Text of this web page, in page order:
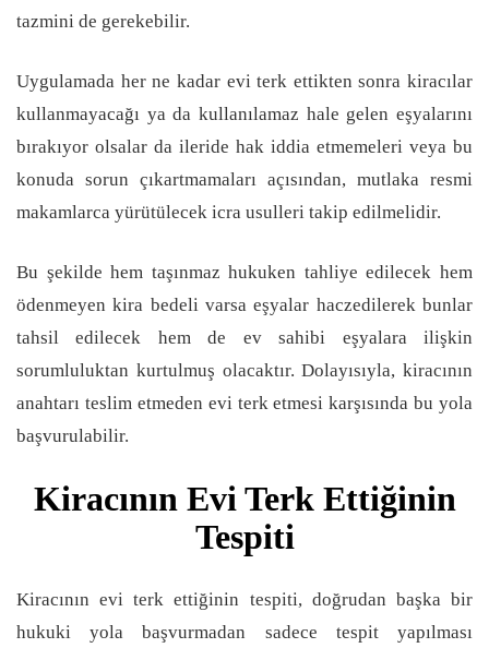
tazmini de gerekebilir.
Uygulamada her ne kadar evi terk ettikten sonra kiracılar
kullanmayacağı ya da kullanılamaz hale gelen eşyalarını
bırakıyor olsalar da ileride hak iddia etmemeleri veya bu
konuda sorun çıkartmamaları açısından, mutlaka resmi
makamlarca yürütülecek icra usulleri takip edilmelidir.
Bu şekilde hem taşınmaz hukuken tahliye edilecek hem
ödenmeyen kira bedeli varsa eşyalar haczedilerek bunlar
tahsil edilecek hem de ev sahibi eşyalara ilişkin
sorumluluktan kurtulmuş olacaktır. Dolayısıyla, kiracının
anahtarı teslim etmeden evi terk etmesi karşısında bu yola
başvurulabilir.
Kiracının Evi Terk Ettiğinin
Tespiti
Kiracının evi terk ettiğinin tespiti, doğrudan başka bir
hukuki yola başvurmadan sadece tespit yapılması